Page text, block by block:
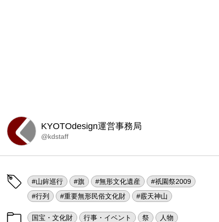
KYOTOdesign運営事務局
@kdstaff
#山鉾巡行 #旗 #無形文化遺産
#祇園祭2009
#行列
#重要無形民俗文化財 #霰天神山
国宝・文化財 行事・イベント 祭
人物